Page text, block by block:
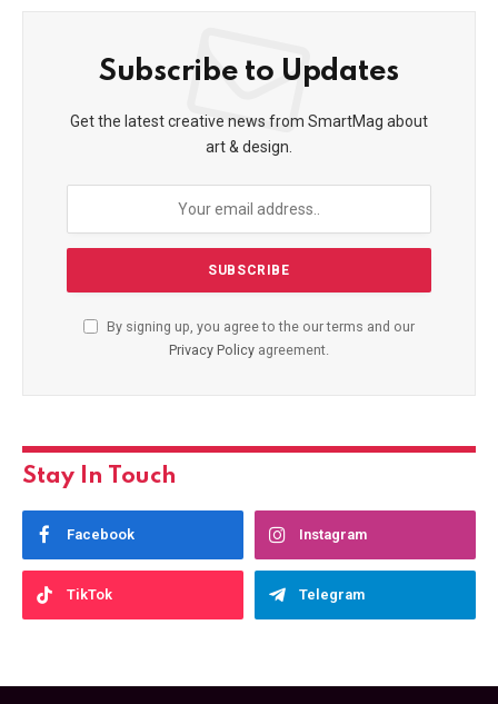
Subscribe to Updates
Get the latest creative news from SmartMag about
art & design.
By signing up, you agree to the our terms and our
Privacy Policy agreement.
Stay In Touch
Facebook Instagram
TikTok Telegram